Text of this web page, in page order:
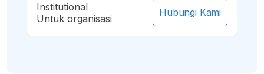
Institutional
Untuk organisasi
Hubungi Kami